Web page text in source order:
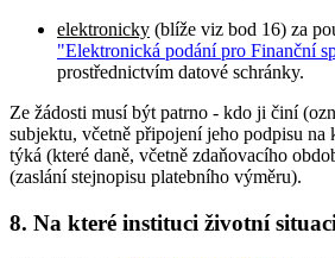
elektronicky (blíže viz bod 16) za
"Elektronická podání pro Finanční
prostřednictvím datové schránky.
Ze žádosti musí být patrno - kdo ji činí
subjektu, včetně připojení jeho podpisu na
týká (které daně, včetně zdaňovacího
(zaslání stejnopisu platebního výměru).
8. Na které instituci životní